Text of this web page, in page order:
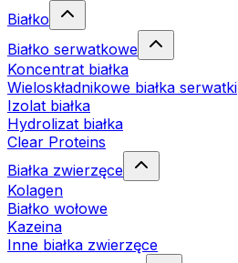
Białko
Białko serwatkowe
Koncentrat białka
Wieloskładnikowe białka serwatki
Izolat białka
Hydrolizat białka
Clear Proteins
Białka zwierzęce
Kolagen
Białko wołowe
Kazeina
Inne białka zwierzęce